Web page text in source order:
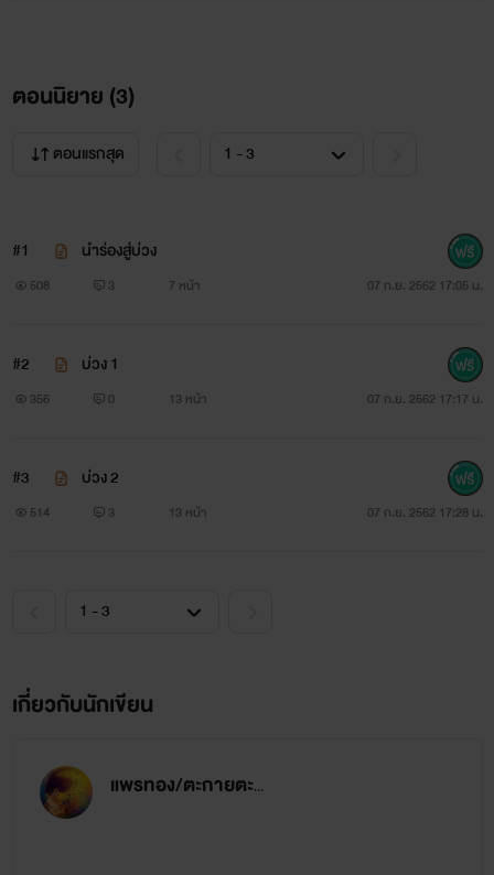
ปรมินทร์ หรือคุณเปรม เป็นหนุ่มใหญ่ 40 ปี (แก่ไปไหม) แต่
ตอนนิยาย (3)
ตอนแรกสุด
#1 นำร่องสู่บ่วง
508 3 7 หน้า 07 ก.ย. 2562 17:05 น.
#2 บ่วง 1
356 0 13 หน้า 07 ก.ย. 2562 17:17 น.
#3 บ่วง 2
514 3 13 หน้า 07 ก.ย. 2562 17:28 น.
เกี่ยวกับนักเขียน
แพรทอง/ตะกายตะวัน/ประกายนาม